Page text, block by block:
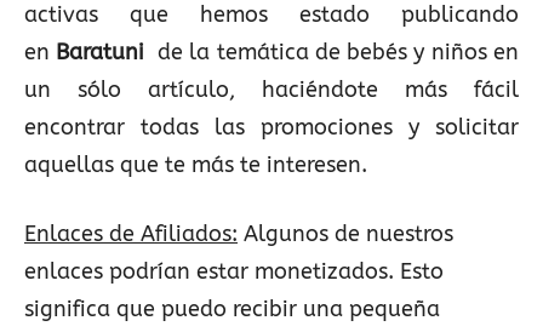
activas que hemos estado publicando
en Baratuni de la temática de bebés y niños en
un sólo artículo, haciéndote más fácil
encontrar todas las promociones y solicitar
aquellas que te más te interesen.
Enlaces de Afiliados: Algunos de nuestros
enlaces podrían estar monetizados. Esto
significa que puedo recibir una pequeña